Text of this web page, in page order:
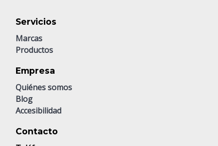
Servicios
Marcas
Productos
Empresa
Quiénes somos
Blog
Accesibilidad
Contacto